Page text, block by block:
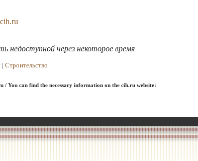
недоступной через некоторое время
| Строительство
You can find the necessary information on the cih.ru website: